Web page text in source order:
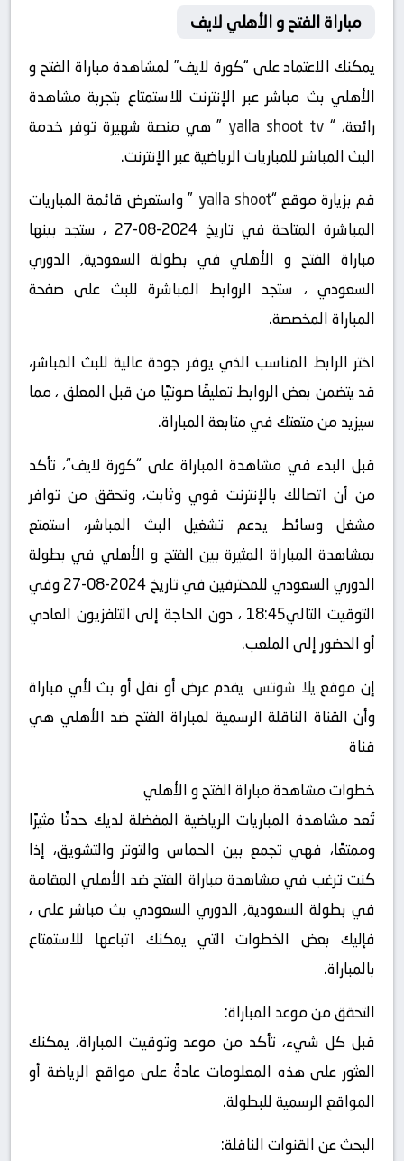
مباراة الفتح و الأهلي لايف
يمكنك الاعتماد على “كورة لايف” لمشاهدة مباراة الفتح و
الأهلي بث مباشر عبر الإنترنت للاستمتاع بتجربة مشاهدة
رائعة، “ yalla shoot tv ” هي منصة شهيرة توفر خدمة
البث المباشر للمباريات الرياضية عبر الإنترنت.
قم بزيارة موقع “yalla shoot ” واستعرض قائمة المباريات
المباشرة المتاحة في تاريخ 2024-08-27 ، ستجد بينها
مباراة الفتح و الأهلي في بطولة السعودية, الدوري
السعودي ، ستجد الروابط المباشرة للبث على صفحة
المباراة المخصصة.
اختر الرابط المناسب الذي يوفر جودة عالية للبث المباشر،
قد يتضمن بعض الروابط تعليقًا صوتيًا من قبل المعلق ، مما
سيزيد من متعتك في متابعة المباراة.
قبل البدء في مشاهدة المباراة على “كورة لايف“، تأكد
من أن اتصالك بالإنترنت قوي وثابت، وتحقق من توافر
مشغل وسائط يدعم تشغيل البث المباشر، استمتع
بمشاهدة المباراة المثيرة بين الفتح و الأهلي في بطولة
الدوري السعودي للمحترفين في تاريخ 2024-08-27 وفي
التوقيت التالي18:45 ، دون الحاجة إلى التلفزيون العادي
أو الحضور إلى الملعب.
إن موقع يلا شوتسيقدم عرض أو نقل أو بث لأي مباراة
وأن القناة الناقلة الرسمية لمباراة الفتح ضد الأهلي هي
قناة
خطوات مشاهدة مباراة الفتح و الأهلي
تُعد مشاهدة المباريات الرياضية المفضلة لديك حدثًا مثيرًا
وممتعًا، فهي تجمع بين الحماس والتوتر والتشويق، إذا
كنت ترغب في مشاهدة مباراة الفتح ضد الأهلي المقامة
في بطولة السعودية, الدوري السعودي بث مباشر على ،
فإليك بعض الخطوات التي يمكنك اتباعها للاستمتاع
بالمباراة.
التحقق من موعد المباراة:
قبل كل شيء، تأكد من موعد وتوقيت المباراة، يمكنك
العثور على هذه المعلومات عادةً على مواقع الرياضة أو
المواقع الرسمية للبطولة.
البحث عن القنوات الناقلة: